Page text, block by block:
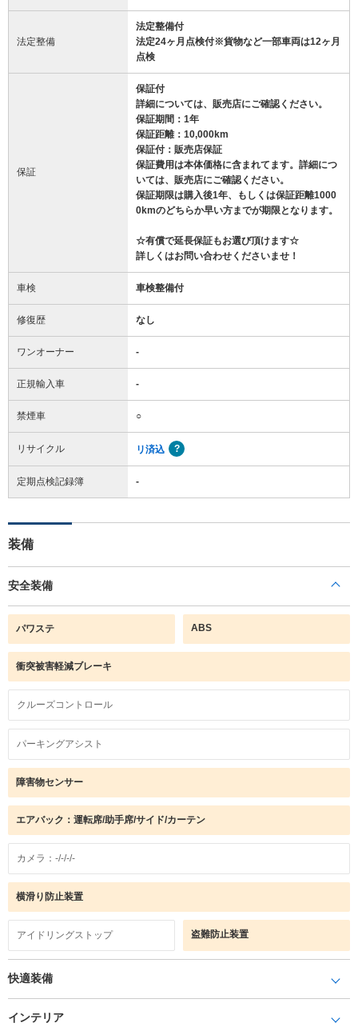
法定整備
法定整備付
法定24ヶ月点検付※貨物など一部車両は12ヶ月
点検
保証
保証付
詳細については、販売店にご確認ください。
保証期間：1年
保証距離：10,000km
保証付：販売店保証
保証費用は本体価格に含まれてます。詳細につ
いては、販売店にご確認ください。
保証期限は購入後1年、もしくは保証距離1000
0kmのどちらか早い方までが期限となります。
☆有償で延長保証もお選び頂けます☆
詳しくはお問い合わせくださいませ！
車検 車検整備付
修復歴 なし
ワンオーナー -
正規輸入車 -
禁煙車 ○
リサイクル リ済込
定期点検記録簿 -
装備
安全装備
パワステ ABS
衝突被害軽減ブレーキ
クルーズコントロール
パーキングアシスト
障害物センサー
エアバック：運転席/助手席/サイド/カーテン
カメラ：-/-/-/-
横滑り防止装置
アイドリングストップ 盗難防止装置
快適装備
インテリア